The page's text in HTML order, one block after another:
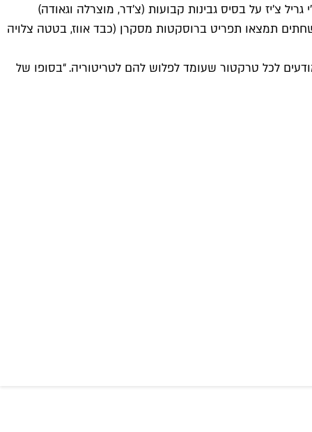
צ'יז על בסיס גבינות קבועות (צ'דר, מוצרלה וגאודה)
אחד עם כל התוספות וביצה עלומה (18־42 ש״ח). לצד הטוסטים המושחתים תמצאו תפריט ברוסקטות מסקרן (כבד אווז, בטטה צלויה
לכל טרקטור שעומד לפלוש להם לטריטוריה. “בסופו של